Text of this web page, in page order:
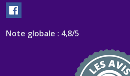
Note globale : 4,8/5